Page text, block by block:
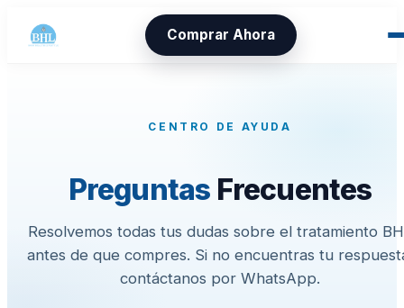
Comprar Ahora
CENTRO DE AYUDA
Preguntas Frecuentes
Resolvemos todas tus dudas sobre el tratamiento
antes de que compres. Si no encuentras tu
contáctanos por WhatsApp.